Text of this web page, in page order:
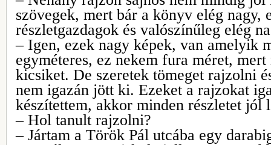
szövegek, mert bár a könyv elég nagy,
részletgazdagok és valószínűleg elég
– Igen, ezek nagy képek, van amelyik
egyméteres, ez nekem fura méret, mert
kicsiket. De szeretek tömeget rajzolni
nem igazán jött ki. Ezeket a rajzokat
készítettem, akkor minden részletet jól
– Hol tanult rajzolni?
– Jártam a Török Pál utcába egy